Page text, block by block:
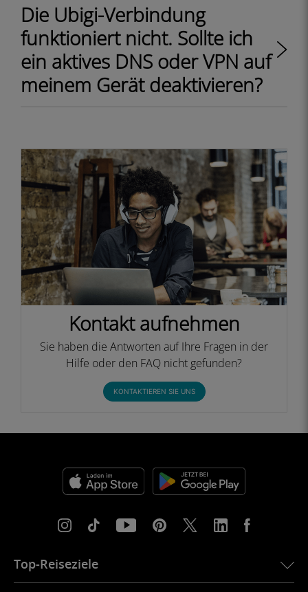
Die Ubigi-Verbindung
funktioniert nicht. Sollte ich
ein aktives DNS oder VPN auf
meinem Gerät deaktivieren?
Kontakt aufnehmen
Sie haben die Antworten auf Ihre Fragen in der
Hilfe oder den FAQ nicht gefunden?
KONTAKTIEREN SIE UNS
Top-Reiseziele